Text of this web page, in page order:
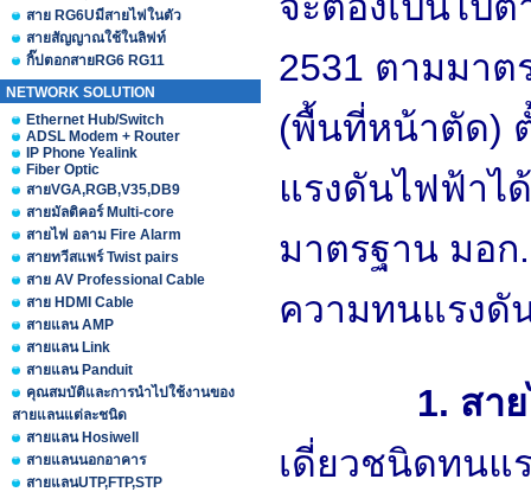
สาย RG6Uมีสายไฟในตัว
สายสัญญาณใช้ในลิฟท์
กิ๊ปตอกสายRG6 RG11
NETWORK SOLUTION
Ethernet Hub/Switch
ADSL Modem + Router
IP Phone Yealink
Fiber Optic
สายVGA,RGB,V35,DB9
สายมัลติคอร์ Multi-core
สายไฟ อลาม Fire Alarm
สายทวีสแพร์ Twist pairs
สาย AV Professional Cable
สาย HDMI Cable
สายแลน AMP
สายแลน Link
สายแลน Panduit
คุณสมบัติและการนำไปใช้งานของ
สายแลนแต่ละชนิด
สายแลน Hosiwell
สายแลนนอกอาคาร
สายแลนUTP,FTP,STP
2531 ตามมา
(พื้นที่หน้าตัด)
แรงดันไฟฟ้าไ
มาตรฐาน มอก
ความทนแรงดั
1. สา
เดี่ยวชนิดทนแ